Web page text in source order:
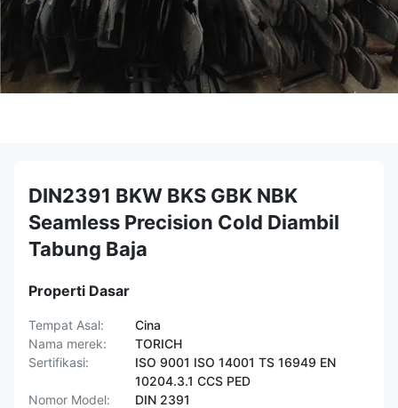
DIN2391 BKW BKS GBK NBK
Seamless Precision Cold Diambil
Tabung Baja
Properti Dasar
Tempat Asal:
Cina
Nama merek:
TORICH
Sertifikasi:
ISO 9001 ISO 14001 TS 16949 EN
10204.3.1 CCS PED
Nomor Model:
DIN 2391